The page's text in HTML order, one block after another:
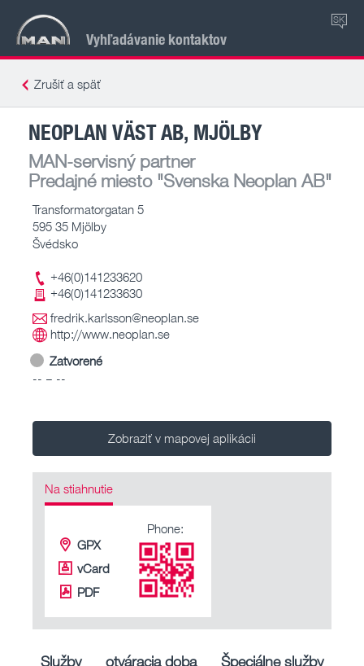
Vyhľadávanie kontaktov
SK
Zrušiť a späť
NEOPLAN VÄST AB, MJÖLBY
MAN-servisný partner
Predajné miesto"Svenska Neoplan AB"
Transformatorgatan 5
595 35 Mjölby
Švédsko
+46(0)141233620
+46(0)141233630
fredrik.karlsson@neoplan.se
http://www.neoplan.se
Zatvorené
-- – --
Zobraziť v mapovej aplikácii
Na stiahnutie
GPX
vCard
PDF
Phone:
Služby otváracia doba Špeciálne služby